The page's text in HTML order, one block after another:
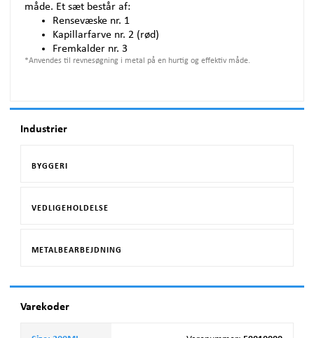
måde. Et sæt består af:
Rensevæske nr. 1
Kapillarfarve nr. 2 (rød)
Fremkalder nr. 3
*Anvendes til revnesøgning i metal på en hurtig og effektiv måde.
Industrier
BYGGERI
VEDLIGEHOLDELSE
METALBEARBEJDNING
Varekoder